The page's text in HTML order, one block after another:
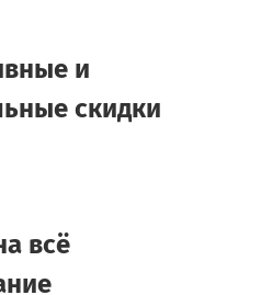
и
скидки
всё